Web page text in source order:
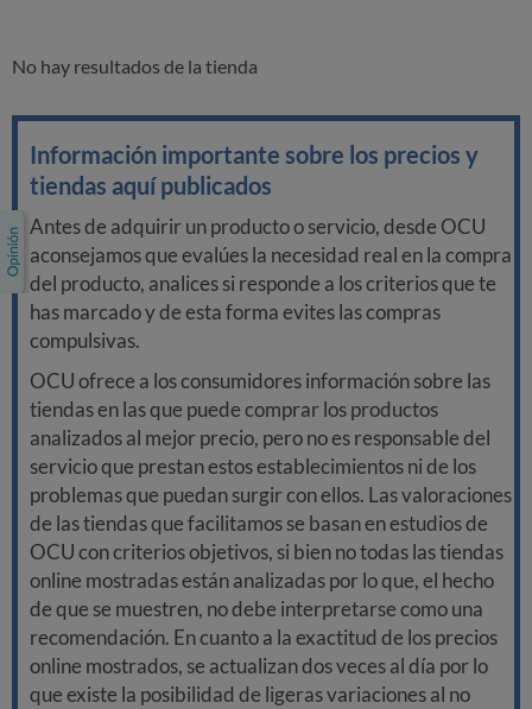
No hay resultados de la tienda
Información importante sobre los precios y
tiendas aquí publicados
Antes de adquirir un producto o servicio, desde OCU
aconsejamos que evalúes la necesidad real en la compra
del producto, analices si responde a los criterios que te
has marcado y de esta forma evites las compras
compulsivas.
OCU ofrece a los consumidores información sobre las
tiendas en las que puede comprar los productos
analizados al mejor precio, pero no es responsable del
servicio que prestan estos establecimientos ni de los
problemas que puedan surgir con ellos. Las valoraciones
de las tiendas que facilitamos se basan en estudios de
OCU con criterios objetivos, si bien no todas las tiendas
online mostradas están analizadas por lo que, el hecho
de que se muestren, no debe interpretarse como una
recomendación. En cuanto a la exactitud de los precios
online mostrados, se actualizan dos veces al día por lo
que existe la posibilidad de ligeras variaciones al no